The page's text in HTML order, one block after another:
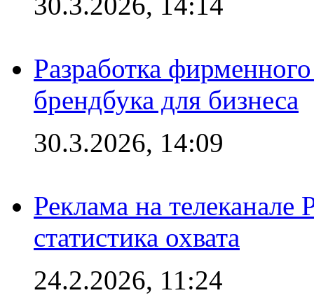
Разработка
брендбука для бизнеса
30.3.2026, 14:09
Реклама на
статистика охвата
24.2.2026, 11:24